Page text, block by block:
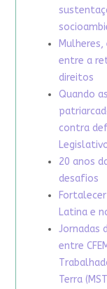
entre a
direitos
Quando
contra
20 anos
desafios
Latina e
Jornadas
entre
Terra